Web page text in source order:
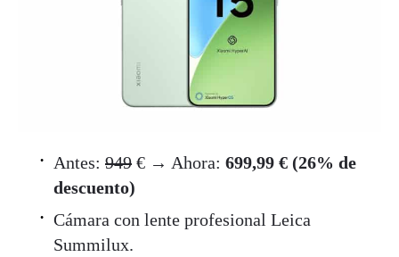
Antes: 949 € → Ahora: 699,99 € (26% de
descuento)
Cámara con lente profesional Leica
Summilux.